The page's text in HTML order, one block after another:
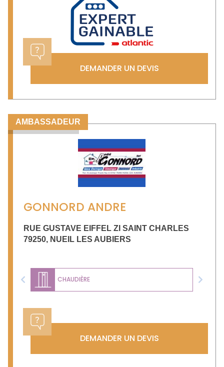
DEMANDER UN DEVIS
AMBASSADEUR
GONNORD ANDRE
RUE GUSTAVE EIFFEL ZI SAINT CHARLES
79250, NUEIL LES AUBIERS
CHAUDIÈRE
Previous Next
DEMANDER UN DEVIS